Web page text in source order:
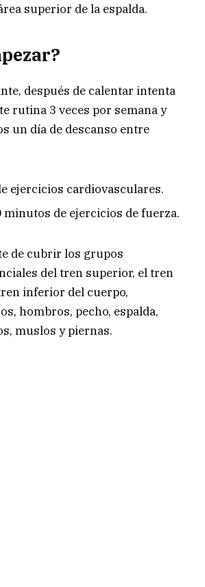
superior de la espalda.
después de calentar intenta
rutina 3 veces por semana y
un día de descanso entre
ejercicios cardiovasculares.
minutos de ejercicios de fuerza.
de cubrir los grupos
del tren superior, el tren
inferior del cuerpo,
hombros, pecho, espalda,
muslos y piernas.